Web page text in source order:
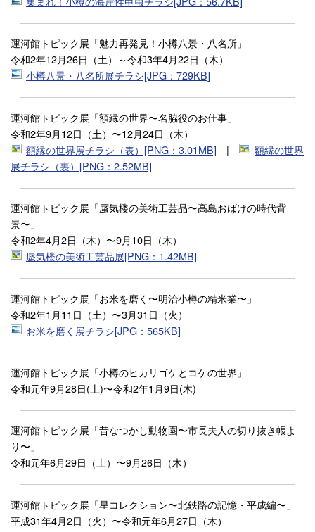
運河館トピック展「魅力再発見！小樽八景・八名所」
令和2年12月26日（土）～令和3年4月22日（木）
小樽八景・八名所展チラシ[JPG：729KB]
運河館トピック展「額縁の世界〜名脇役のお仕事」
令和2年9月12日（土）〜12月24日（木）
額縁の世界展チラシ（表）[PNG：3.01MB] |
額縁の世界
展チラシ（裏）[PNG：2.52MB]
運河館トピック展「蜃気楼の美術工芸品〜高島おばけの時代背
景〜」
令和2年4月2日（木）〜9月10日（木）
蜃気楼の美術工芸品展[PNG：1.42MB]
運河館トピック展「お米を磨く〜明治小樽の精米業〜」
令和2年1月11日（土）〜3月31日（火）
お米を磨く展チラシ[JPG：565KB]
運河館トピック展「小樽のヒカリゴケとコケの世界」
令和元年9月28日(土)〜令和2年1月9日(木)
運河館トピック展「昔なつかし動物園〜市長夫人の切り抜き帳よ
り〜」
令和元年6月29日（土）〜9月26日（木）
運河館トピック展「星コレクション〜北鉄路の記憶・平成編〜」
平成31年4月2日（火）〜令和元年6月27日（木）